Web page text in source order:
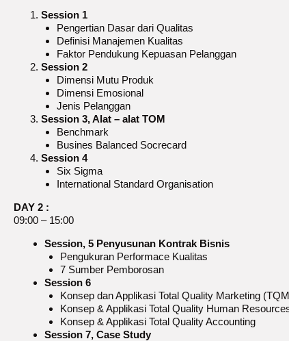
Session 1
Pengertian Dasar dari Qualitas
Definisi Manajemen Kualitas
Faktor Pendukung Kepuasan Pelanggan
Session 2
Dimensi Mutu Produk
Dimensi Emosional
Jenis Pelanggan
Session 3, Alat – alat TOM
Benchmark
Busines Balanced Socrecard
Session 4
Six Sigma
International Standard Organisation
DAY 2 :
09:00 – 15:00
Session, 5 Penyusunan Kontrak Bisnis
Pengukuran Performace Kualitas
7 Sumber Pemborosan
Session 6
Konsep dan Applikasi Total Quality Marketing
Konsep & Applikasi Total Quality Human
Konsep & Applikasi Total Quality Accounting
Session 7, Case Study